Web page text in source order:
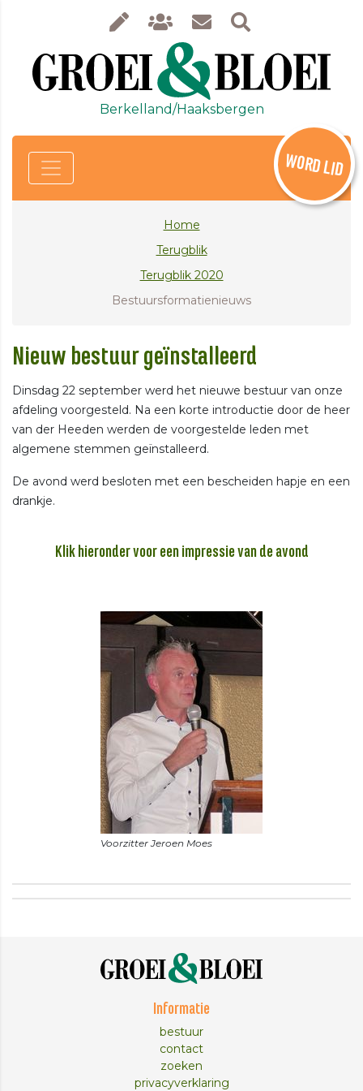
Berkelland/Haaksbergen
WORD LID
Home
Terugblik
Terugblik 2020
Bestuursformatienieuws
Nieuw bestuur geïnstalleerd
Dinsdag 22 september werd het nieuwe bestuur van onze
afdeling voorgesteld. Na een korte introductie door de heer
van der Heeden werden de voorgestelde leden met
algemene stemmen geïnstalleerd.
De avond werd besloten met een bescheiden hapje en een
drankje.
Klik hieronder voor een impressie van de avond
Informatie
bestuur
contact
zoeken
privacyverklaring